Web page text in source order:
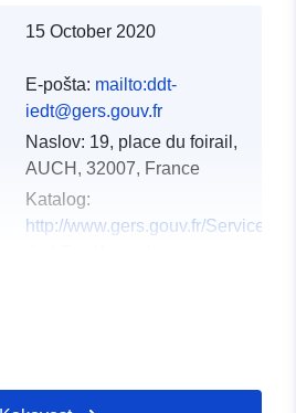
15 October 2020
E-pošta: mailto:ddt-
iedt@gers.gouv.fr
Naslov: 19, place du foirail,
AUCH, 32007, France
Katalog:
http://www.gers.gouv.fr/Services-
Posodobljeno na spletišču